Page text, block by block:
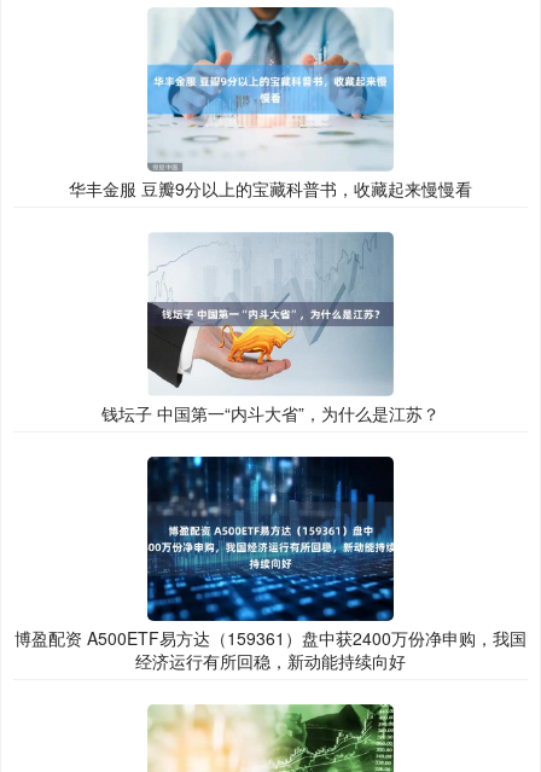
华丰金服 豆瓣9分以上的宝藏科普书，收藏起来慢慢看
钱坛子 中国第一“内斗大省”，为什么是江苏？
博盈配资 A500ETF易方达（159361）盘中获2400万份净申购，我国
经济运行有所回稳，新动能持续向好